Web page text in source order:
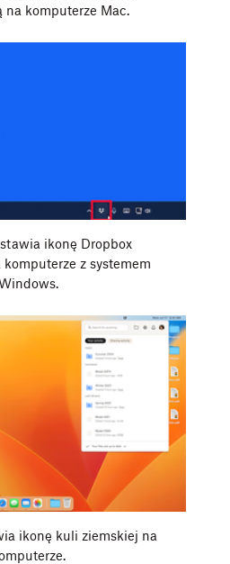
na komputerze Mac.
ikonę Dropbox
z systemem
ikonę kuli ziemskiej na